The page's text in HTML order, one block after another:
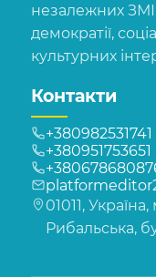
незалежних
демократії,
культурних
Контакти
+380982531741
+380951753651
01011,
Рибальська,